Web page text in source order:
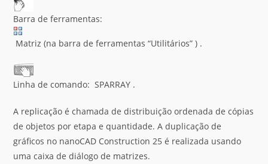
Barra de ferramentas:
Matriz (na barra de ferramentas “Utilitários” ) .
Linha de comando: SPARRAY .
A replicação é chamada de distribuição ordenada de cópias
de objetos por etapa e quantidade. A duplicação de
gráficos no nanoCAD Construction 25 é realizada usando
uma caixa de diálogo de matrizes.